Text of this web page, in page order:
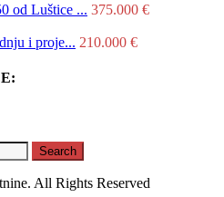
od Luštice ... 375.000 €
i proje... 210.000 €
Search
All Rights Reserved